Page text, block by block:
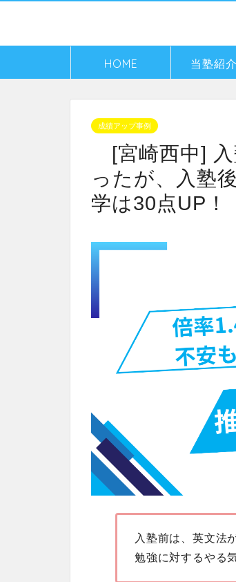
HOME 当塾紹介
成績アップ事例
[宮崎西中] 入
ったが、入塾
学は30点UP！
入塾前は、英文法
勉強に対するやる